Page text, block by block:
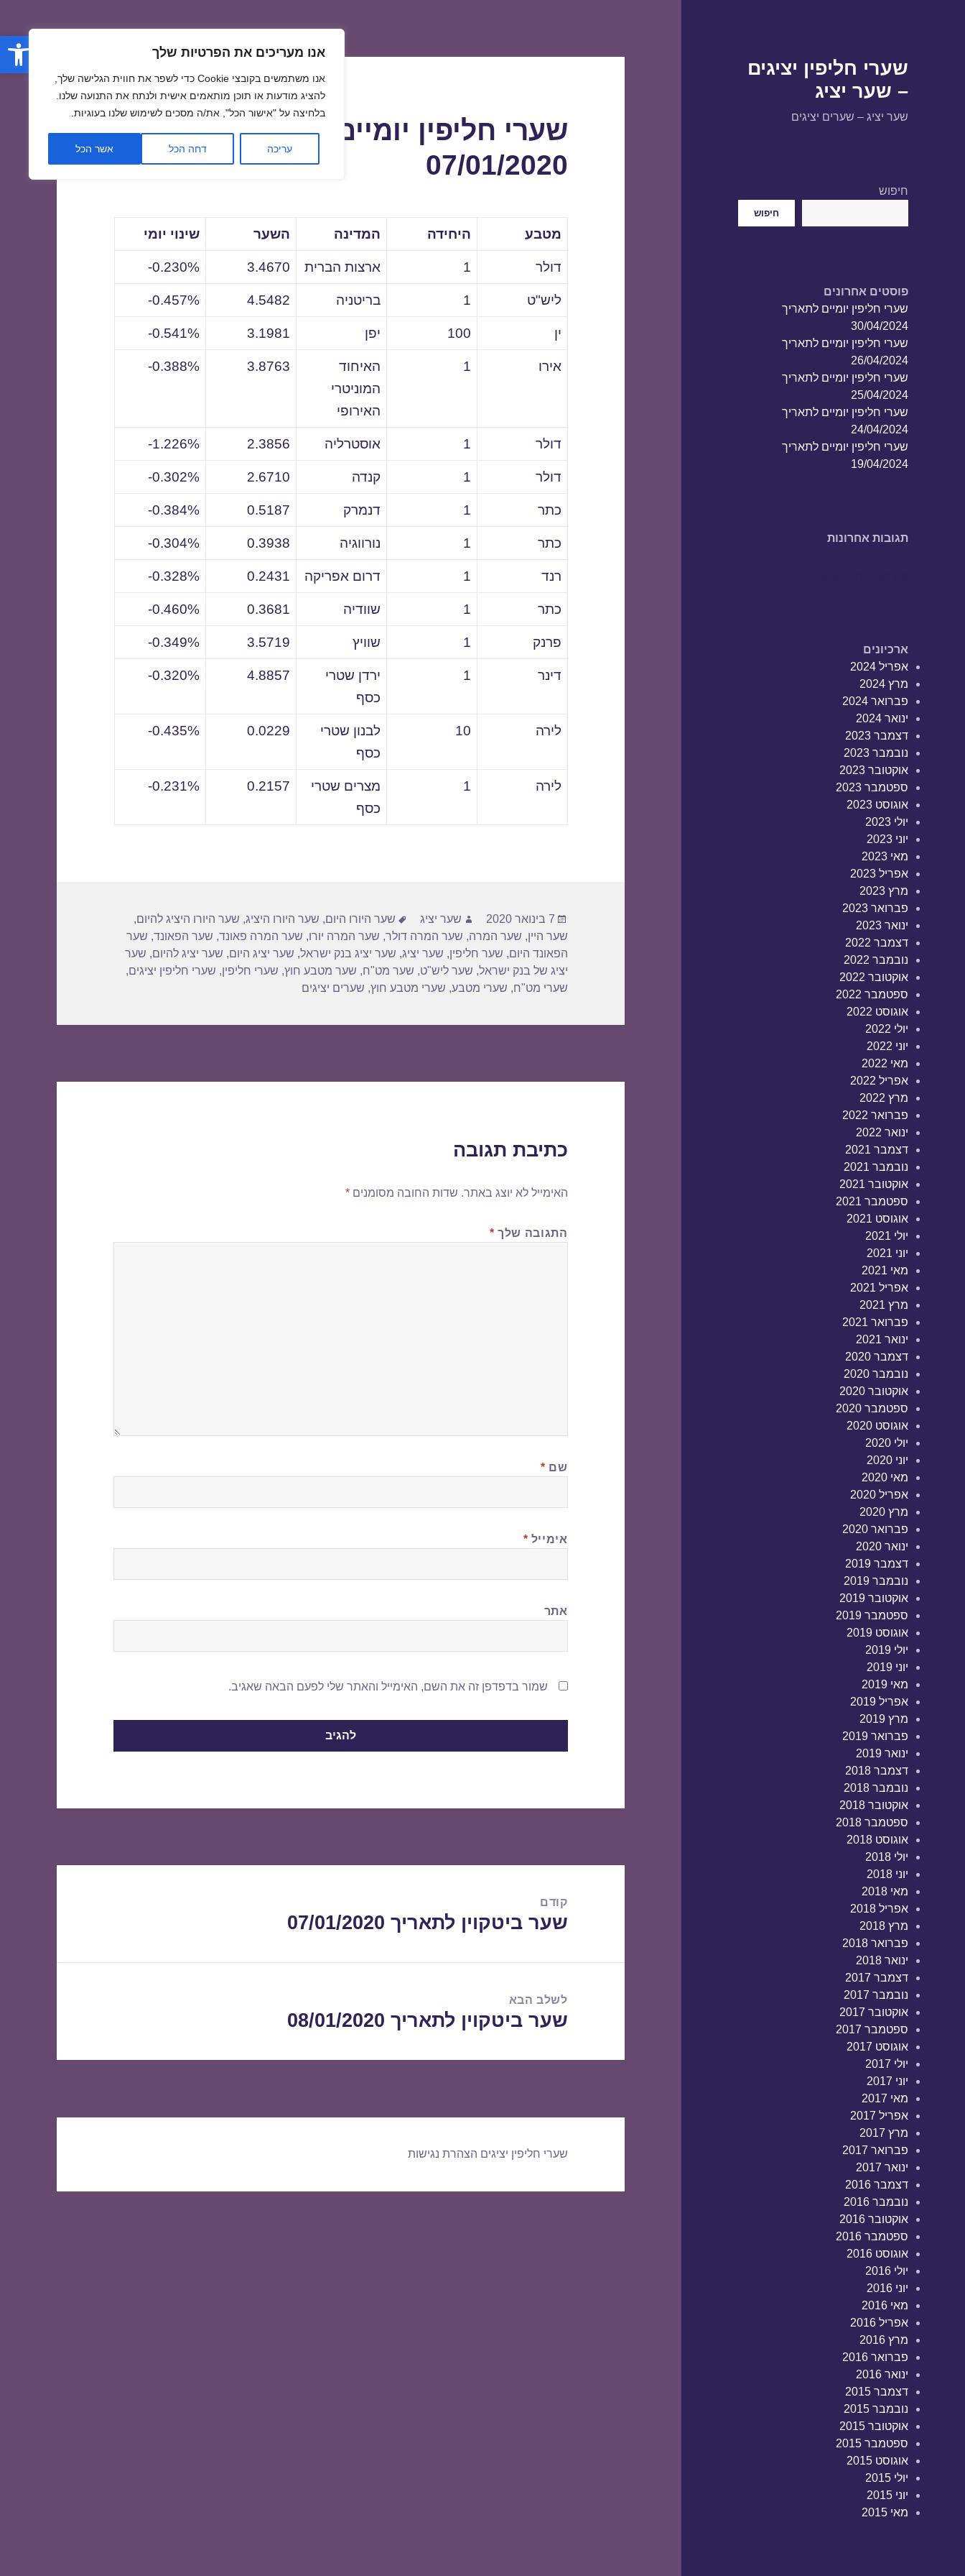
פתח אנו מעריכים את הפרטיות שלך
אנו משתמשים בקובצי Cookie כדי לשפר את חווית הגלישה שלך,
להציג מודעות או תוכן מותאמים אישית ולנתח את התנועה שלנו.
בלחיצה על "אישור הכל", את/ה מסכים לשימוש שלנו בעוגיות.
עריכה דחה הכל אשר הכל
שערי חליפין יציגים
– שער יציג
שער יציג – שערים יציגים
חיפוש
חיפוש
פוסטים אחרונים
שערי חליפין יומיים לתאריך
30/04/2024
שערי חליפין יומיים לתאריך
26/04/2024
שערי חליפין יומיים לתאריך
25/04/2024
שערי חליפין יומיים לתאריך
24/04/2024
שערי חליפין יומיים לתאריך
19/04/2024
תגובות אחרונות
ארכיונים
אפריל 2024
מרץ 2024
פברואר 2024
ינואר 2024
דצמבר 2023
נובמבר 2023
אוקטובר 2023
ספטמבר 2023
אוגוסט 2023
יולי 2023
יוני 2023
מאי 2023
אפריל 2023
מרץ 2023
פברואר 2023
ינואר 2023
דצמבר 2022
נובמבר 2022
אוקטובר 2022
ספטמבר 2022
אוגוסט 2022
יולי 2022
יוני 2022
מאי 2022
אפריל 2022
מרץ 2022
פברואר 2022
ינואר 2022
דצמבר 2021
נובמבר 2021
אוקטובר 2021
ספטמבר 2021
אוגוסט 2021
יולי 2021
יוני 2021
מאי 2021
אפריל 2021
מרץ 2021
פברואר 2021
ינואר 2021
דצמבר 2020
נובמבר 2020
אוקטובר 2020
ספטמבר 2020
אוגוסט 2020
יולי 2020
יוני 2020
מאי 2020
אפריל 2020
מרץ 2020
פברואר 2020
ינואר 2020
דצמבר 2019
נובמבר 2019
אוקטובר 2019
ספטמבר 2019
אוגוסט 2019
יולי 2019
יוני 2019
מאי 2019
אפריל 2019
מרץ 2019
פברואר 2019
ינואר 2019
דצמבר 2018
נובמבר 2018
אוקטובר 2018
ספטמבר 2018
אוגוסט 2018
יולי 2018
יוני 2018
מאי 2018
אפריל 2018
מרץ 2018
פברואר 2018
ינואר 2018
דצמבר 2017
נובמבר 2017
אוקטובר 2017
ספטמבר 2017
אוגוסט 2017
יולי 2017
יוני 2017
מאי 2017
אפריל 2017
מרץ 2017
פברואר 2017
ינואר 2017
דצמבר 2016
נובמבר 2016
אוקטובר 2016
ספטמבר 2016
אוגוסט 2016
יולי 2016
יוני 2016
מאי 2016
אפריל 2016
מרץ 2016
פברואר 2016
ינואר 2016
דצמבר 2015
נובמבר 2015
אוקטובר 2015
ספטמבר 2015
אוגוסט 2015
יולי 2015
יוני 2015
מאי 2015
שערי חליפין יומיים לתאריך
07/01/2020
מטבע היחידה המדינה השער שינוי יומי
דולר 1 ארצות הברית 3.4670
0.230%-
ליש"ט 1 בריטניה 4.5482
0.457%-
ין 100 יפן 3.1981
0.541%-
אירו 1
האיחוד
המוניטרי
האירופי
3.8763
0.388%-
דולר 1 אוסטרליה 2.3856
1.226%-
דולר 1 קנדה 2.6710
0.302%-
כתר 1 דנמרק 0.5187
0.384%-
כתר 1 נורווגיה 0.3938
0.304%-
רנד 1 דרום אפריקה 0.2431
0.328%-
כתר 1 שוודיה 0.3681
0.460%-
פרנק 1 שוויץ 3.5719
0.349%-
דינר 1
ירדן שטרי
כסף
4.8857
0.320%-
לירה 10
לבנון שטרי
כסף
0.0229
0.435%-
לירה 1
מצרים שטרי
כסף
0.2157
0.231%-
פורסם
בתאריך
7 בינואר 2020 מחבר
שער יציג תגיות
שער היורו היום, שער היורו היציג, שער היורו היציג להיום,
שער היין, שער המרה, שער המרה דולר, שער המרה יורו, שער המרה פאונד, שער הפאונד, שער
הפאונד היום, שער חליפין, שער יציג, שער יציג בנק ישראל, שער יציג היום, שער יציג להיום, שער
יציג של בנק ישראל, שער ליש"ט, שער מט"ח, שער מטבע חוץ, שערי חליפין, שערי חליפין יציגים,
שערי מט"ח, שערי מטבע, שערי מטבע חוץ, שערים יציגים
כתיבת תגובה
האימייל לא יוצג באתר. שדות החובה מסומנים*
התגובה שלך *
שם *
אימייל *
אתר
שמור בדפדפן זה את השם, האימייל והאתר שלי לפעם הבאה שאגיב.
קודם
הפוסט
שער ביטקוין לתאריך 07/01/2020
לשלב הבא
הפוסט
שער ביטקוין לתאריך 08/01/2020
שערי חליפין יציגים הצהרת נגישות